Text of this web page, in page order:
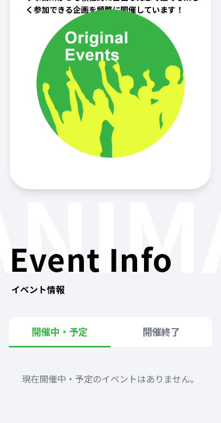
く参加できる企画を頻繁に開催しています！
Event Info
イベント情報
開催中・予定 開催終了
現在開催中・予定のイベントはありません。